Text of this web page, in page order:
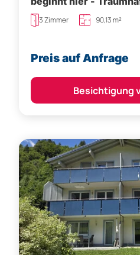
Ferienwohnung in
3 Zimmer 90,13 m²
Preis auf Anfrage
Besichtigung